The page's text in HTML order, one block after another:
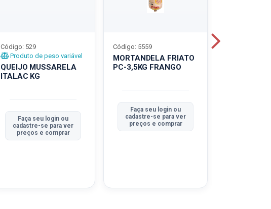
QUEIJO MUSSARELA
ITALAC KG
Código: 529
Produto de peso variável
Faça seu login ou
cadastre-se para ver
preços e comprar
MORTANDELA FRIATO
PC-3,5KG FRANGO
Código: 5559
Faça seu login ou
cadastre-se para ver
preços e comprar